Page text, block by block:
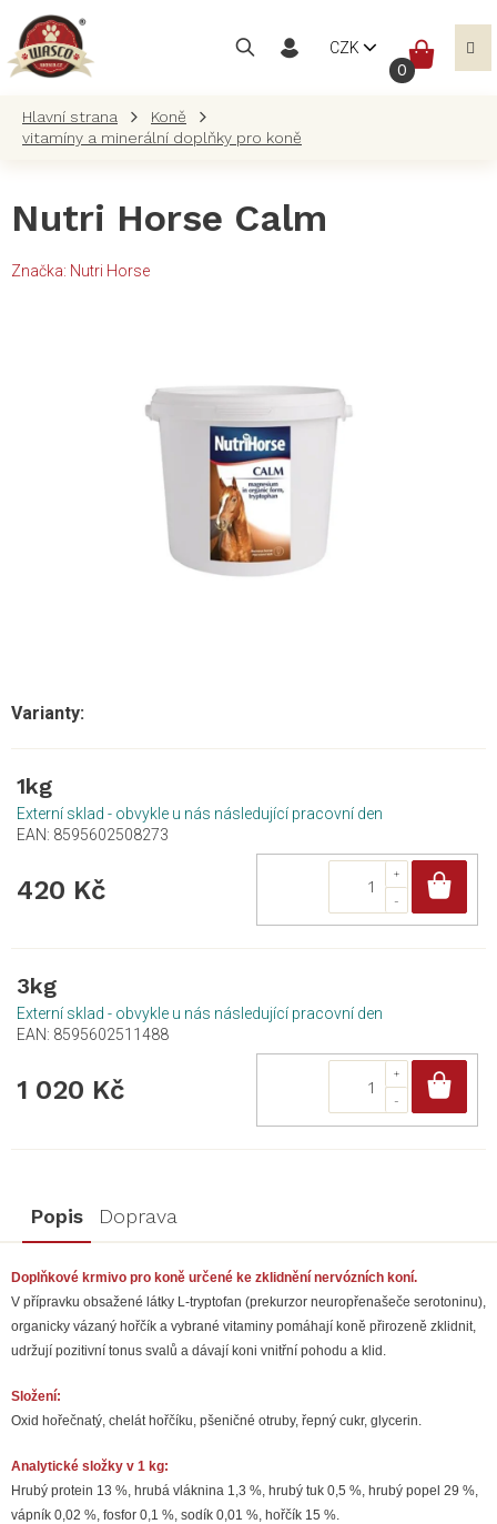
obsah
CZK
Koně
vitamíny a minerální doplňky pro koně
Nutri Horse Calm
Značka: Nutri Horse
1kg
Externí sklad - obvykle u nás následující pracovní den
EAN: 8595602508273
420 Kč
3kg
Externí sklad - obvykle u nás následující pracovní den
EAN: 8595602511488
1 020 Kč
Popis Doprava
Doplňkové krmivo pro koně určené ke zklidnění nervózních koní.
V přípravku obsažené látky L-tryptofan (prekurzor neuropřenašeče serotoninu),
organicky vázaný hořčík a vybrané vitaminy pomáhají koně přirozeně zklidnit,
udržují pozitivní tonus svalů a dávají koni vnitřní pohodu a klid.
Složení:
Oxid hořečnatý, chelát hořčíku, pšeničné otruby, řepný cukr, glycerin.
Analytické složky v 1 kg:
Hrubý protein 13 %, hrubá vláknina 1,3 %, hrubý tuk 0,5 %, hrubý popel 29 %,
vápník 0,02 %, fosfor 0,1 %, sodík 0,01 %, hořčík 15 %.